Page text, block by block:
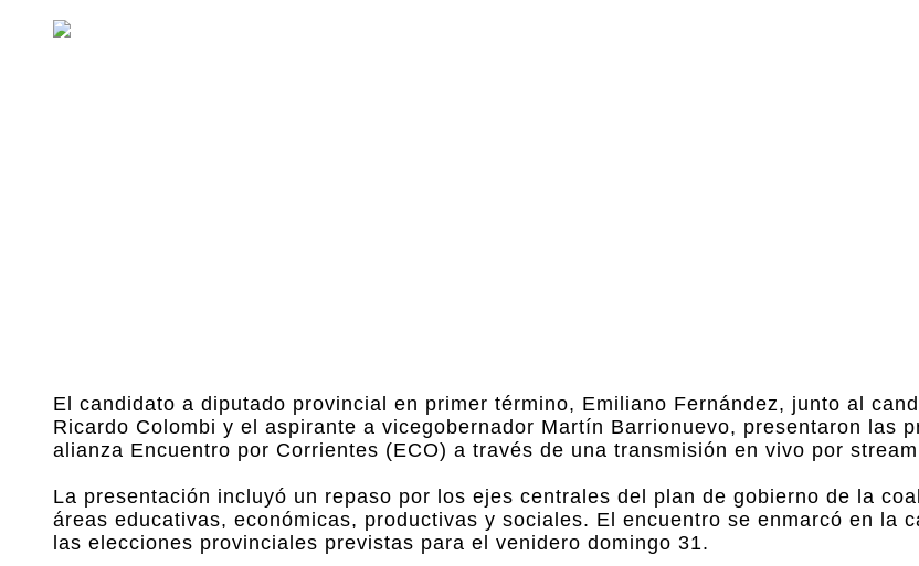
El candidato a diputado provincial en primer término, Emiliano Fernández, junto al
Ricardo Colombi y el aspirante a vicegobernador Martín Barrionuevo, presentaron las
alianza Encuentro por Corrientes (ECO) a través de una transmisión en vivo por
La presentación incluyó un repaso por los ejes centrales del plan de gobierno de la
áreas educativas, económicas, productivas y sociales. El encuentro se enmarcó en la
las elecciones provinciales previstas para el venidero domingo 31.